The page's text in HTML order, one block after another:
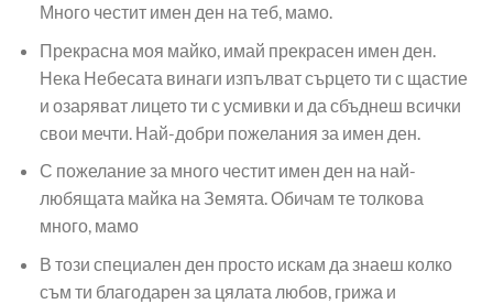
Много честит имен ден на теб, мамо.
Прекрасна моя майко, имай прекрасен имен ден.
Нека Небесата винаги изпълват сърцето ти с щастие
и озаряват лицето ти с усмивки и да сбъднеш всички
свои мечти. Най-добри пожелания за имен ден.
С пожелание за много честит имен ден на най-
любящата майка на Земята. Обичам те толкова
много, мамо
В този специален ден просто искам да знаеш колко
съм ти благодарен за цялата любов, грижа и